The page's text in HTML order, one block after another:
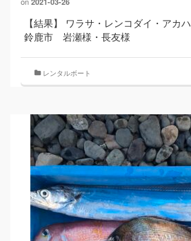
【結果】 ワラサ・レンコダイ・アカ
鈴鹿市 岩瀬様・長友様
レンタルボート